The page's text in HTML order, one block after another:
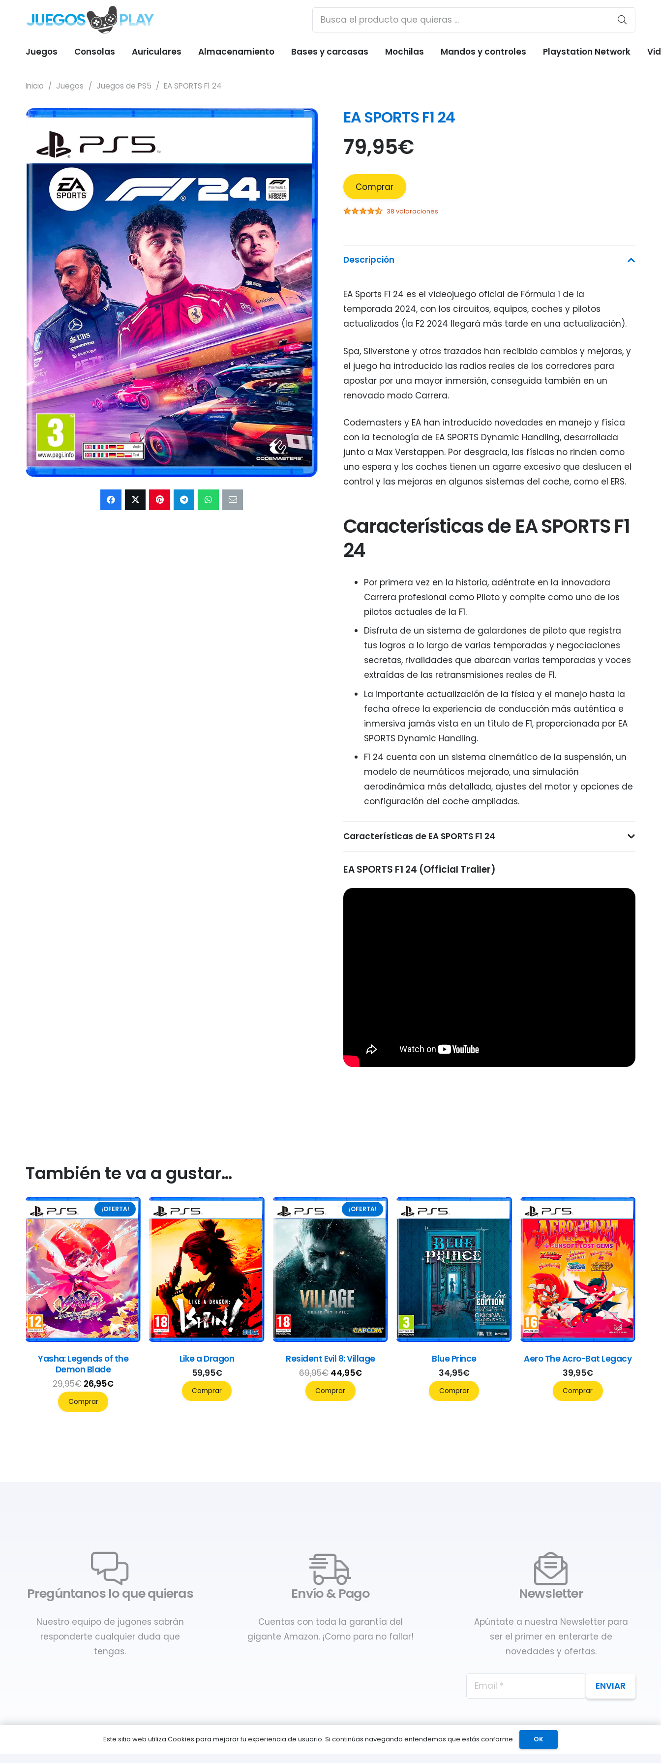
Juegos Consolas Auriculares Almacenamiento Bases y carcasas Mochilas Mandos y controles Playstation Network
Inicio / Juegos / Juegos de PS5 / EA SPORTS F1 24
EA SPORTS F1 24
79,95€
Comprar
38 valoraciones
Descripción
EA Sports F1 24 es el videojuego oficial de Fórmula 1 de la
temporada 2024, con los circuitos, equipos, coches y pilotos
actualizados (la F2 2024 llegará más tarde en una actualización).
Spa, Silverstone y otros trazados han recibido cambios y mejoras, y
el juego ha introducido las radios reales de los corredores para
apostar por una mayor inmersión, conseguida también en un
renovado modo Carrera.
Codemasters y EA han introducido novedades en manejo y física
con la tecnología de EA SPORTS Dynamic Handling, desarrollada
junto a Max Verstappen. Por desgracia, las físicas no rinden como
uno espera y los coches tienen un agarre excesivo que deslucen el
control y las mejoras en algunos sistemas del coche, como el ERS.
Características de EA SPORTS F1
24
Por primera vez en la historia, adéntrate en la innovadora
Carrera profesional como Piloto y compite como uno de los
pilotos actuales de la F1.
Disfruta de un sistema de galardones de piloto que registra
tus logros a lo largo de varias temporadas y negociaciones
secretas, rivalidades que abarcan varias temporadas y voces
extraídas de las retransmisiones reales de F1.
La importante actualización de la física y el manejo hasta la
fecha ofrece la experiencia de conducción más auténtica e
inmersiva jamás vista en un título de F1, proporcionada por EA
SPORTS Dynamic Handling.
F1 24 cuenta con un sistema cinemático de la suspensión, un
modelo de neumáticos mejorado, una simulación
aerodinámica más detallada, ajustes del motor y opciones de
configuración del coche ampliadas.
Características de EA SPORTS F1 24
EA SPORTS F1 24 (Official Trailer)
También te va a gustar…
¡OFERTA!
Yasha: Legends of the
Demon Blade
29,95€ El
precio
original
26,95€El
Comprar
Like a Dragon
59,95€
Comprar
¡OFERTA!
Resident Evil 8: Village
69,95€ El
precio
original
44,95€El
Comprar
Blue Prince
34,95€
Comprar
Aero The Acro-Bat Legacy
39,95€
Comprar
Pregúntanos lo que quieras
Nuestro equipo de jugones sabrán
responderte cualquier duda que
tengas.
Envío & Pago
Cuentas con toda la garantía del
gigante Amazon. ¡Como para no fallar!
Newsletter
Apúntate a nuestra Newsletter para
ser el primer en enterarte de
novedades y ofertas.
ENVIAR
Este sitio web utiliza Cookies para mejorar tu experiencia de usuario. Si continúas navegando entendemos que estás conforme. OK